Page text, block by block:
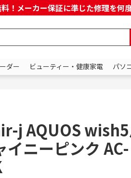
！メーカー保証に準じた修理を何
ダー ビューティー・健康家電
パソ
j AQUOS
イニーピンク AC-